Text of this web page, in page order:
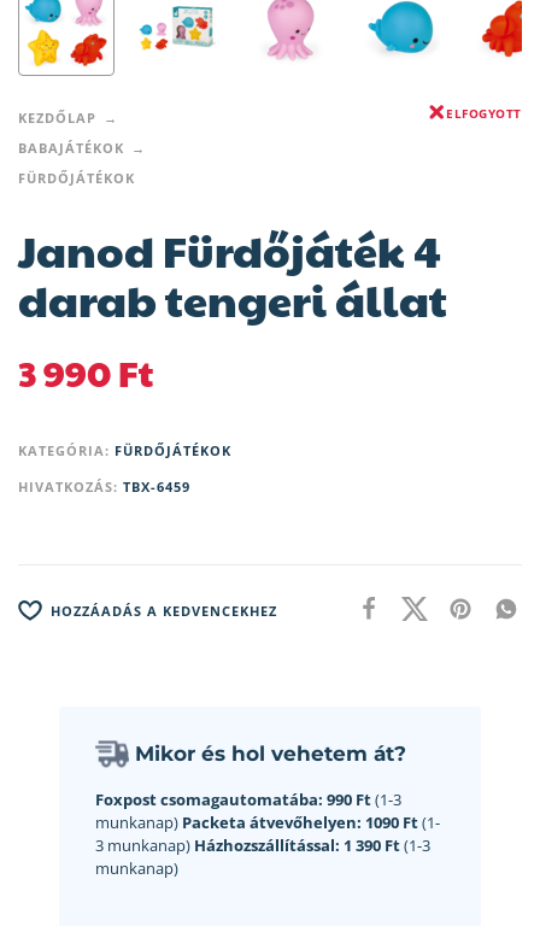
KEZDŐLAP
BABAJÁTÉKOK
FÜRDŐJÁTÉKOK
ELFOGYOTT
Janod Fürdőjáték 4
darab tengeri állat
3 990Ft
KATEGÓRIA: FÜRDŐJÁTÉKOK
HIVATKOZÁS: TBX-6459
HOZZÁADÁS A KEDVENCEKHEZ
Mikor és hol vehetem át?
Foxpost csomagautomatába: 990 Ft(1-3
munkanap) Packeta átvevőhelyen: 1090 Ft(1-
3 munkanap) Házhozszállítással: 1 390 Ft(1-3
munkanap)